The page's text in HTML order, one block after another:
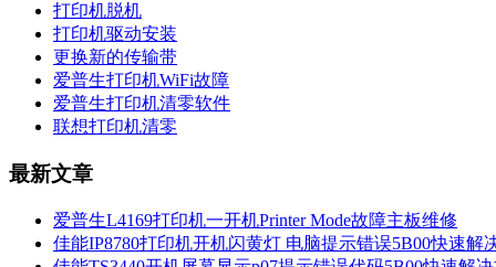
打印机脱机
打印机驱动安装
更换新的传输带
爱普生打印机WiFi故障
爱普生打印机清零软件
联想打印机清零
最新文章
爱普生L4169打印机一开机Printer Mode故障主板维修
佳能IP8780打印机开机闪黄灯 电脑提示错误5B00快速解